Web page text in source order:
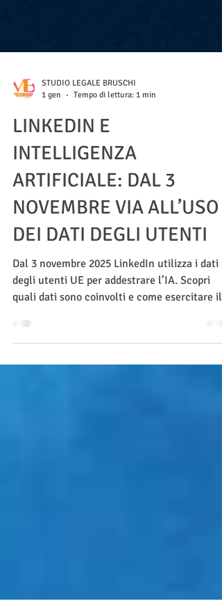
STUDIO LEGALE BRUSCHI
1 gen
Tempo di lettura: 1 min
LINKEDIN E
INTELLIGENZA
ARTIFICIALE: DAL 3
NOVEMBRE VIA ALL’USO
DEI DATI DEGLI UTENTI
Dal 3 novembre 2025 LinkedIn utilizza i dati